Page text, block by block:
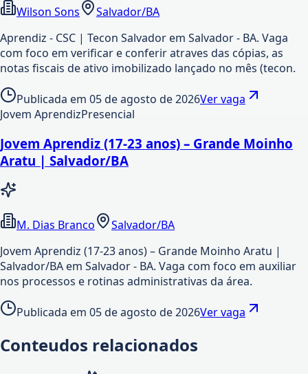
Wilson Sons
Salvador/BA
Aprendiz - CSC | Tecon Salvador em Salvador - BA. Vaga
com foco em verificar e conferir atraves das cópias, as
notas fiscais de ativo imobilizado lançado no mês (tecon.
Publicada em 05 de agosto de 2026Ver vaga
Jovem AprendizPresencial
Jovem Aprendiz (17-23 anos) – Grande Moinho
Aratu | Salvador/BA
M. Dias Branco
Salvador/BA
Jovem Aprendiz (17-23 anos) – Grande Moinho Aratu |
Salvador/BA em Salvador - BA. Vaga com foco em auxiliar
nos processos e rotinas administrativas da área.
Publicada em 05 de agosto de 2026Ver vaga
Conteudos relacionados